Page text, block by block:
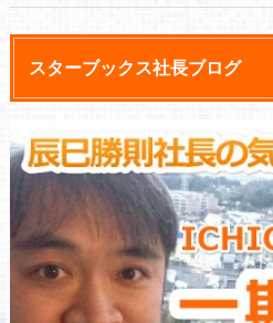
スターブックス社長ブログ